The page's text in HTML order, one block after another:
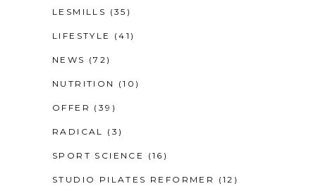
LESMILLS (35)
LIFESTYLE (41)
NEWS (72)
NUTRITION (10)
OFFER (39)
RADICAL (3)
SPORT SCIENCE (16)
STUDIO PILATES REFORMER (12)